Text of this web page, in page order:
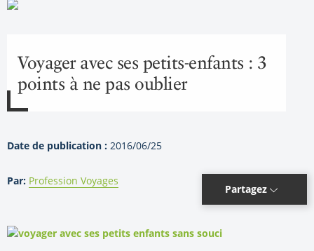
Voyager avec ses petits-enfants : 3
points à ne pas oublier
Date de publication : 2016/06/25
Par: Profession Voyages
Partagez